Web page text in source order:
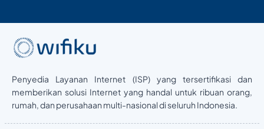
Penyedia Layanan Internet (ISP) yang tersertifikasi dan
memberikan solusi Internet yang handal untuk ribuan orang,
rumah, dan perusahaan multi-nasional di seluruh Indonesia.